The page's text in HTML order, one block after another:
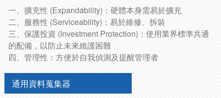
一、擴充性 (Expandability)：硬體本身需易於擴充
二、服務性 (Serviceability)：易於維修、拆裝
三、保護投資 (Investment Protection)：使用業界標準共通
的配備，以防止未來維護困難
四、管理性：方便於自我偵測及提醒管理者
通用資料蒐集器